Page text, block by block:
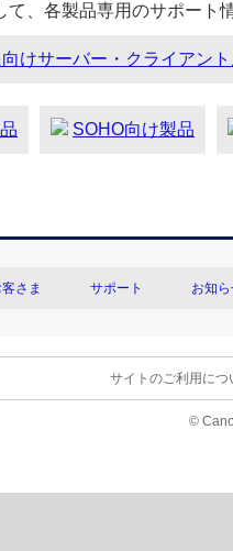
て、各製品専用のサポート
けサーバー・クライアン
SOHO向け製品
さま サポート お知
サイトのご利用につ
©